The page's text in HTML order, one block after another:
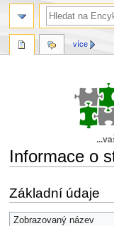
Informace o
na
navigaci
na
vyhledávání
Základní údaje
Zobrazovaný název
více